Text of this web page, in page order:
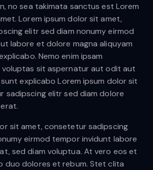
no sea takimata sanctus est Lorem
Lorem ipsum dolor sit amet,
elitr sed diam nonumy eirmod
labore et dolore magna aliquyam
Nemo enim ipsam
sit aspernatur aut odit aut
explicabo Lorem ipsum dolor sit
sadipscing elitr sed diam dolore
sit amet, consetetur sadipscing
eirmod tempor invidunt labore
sed diam voluptua. At vero eos et
duo dolores et rebum. Stet clita